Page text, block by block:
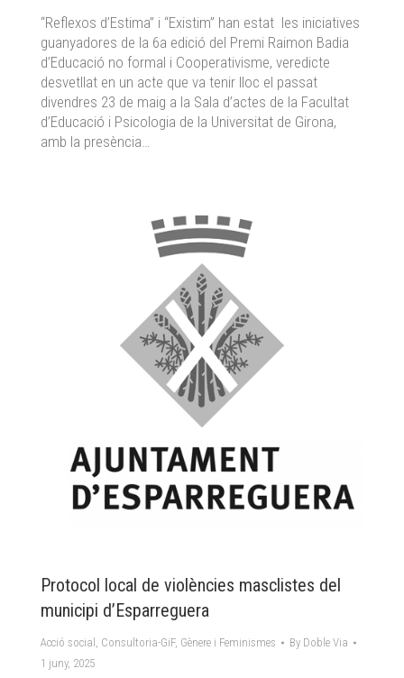
“Reflexos d’Estima” i “Existim” han estat les iniciatives
guanyadores de la 6a edició del Premi Raimon Badia
d’Educació no formal i Cooperativisme, veredicte
desvetllat en un acte que va tenir lloc el passat
divendres 23 de maig a la Sala d’actes de la Facultat
d’Educació i Psicologia de la Universitat de Girona,
amb la presència…
Protocol local de violències masclistes del
municipi d’Esparreguera
Acció social , Consultoria-GiF, Gènere i Feminismes By Doble Via
1 juny, 2025